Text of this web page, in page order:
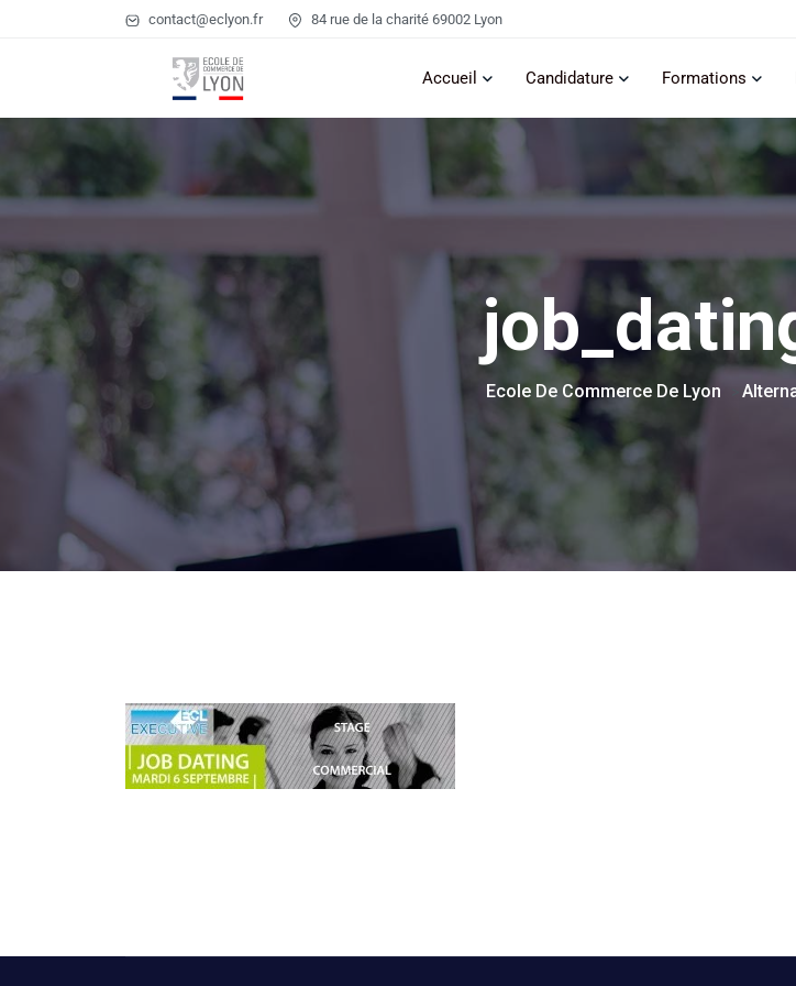
contact@eclyon.fr 84 rue de la charité 69002 Lyon
Accueil Candidature Formations
Ecole De Commerce De Lyon